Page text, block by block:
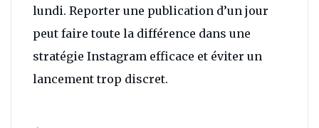
lundi. Reporter une publication d’un jour
peut faire toute la différence dans une
stratégie Instagram efficace et éviter un
lancement trop discret.